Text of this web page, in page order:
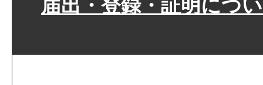
届出・登録・証明につ